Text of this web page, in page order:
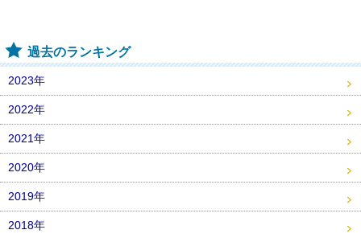
過去のランキング
2023年
2022年
2021年
2020年
2019年
2018年